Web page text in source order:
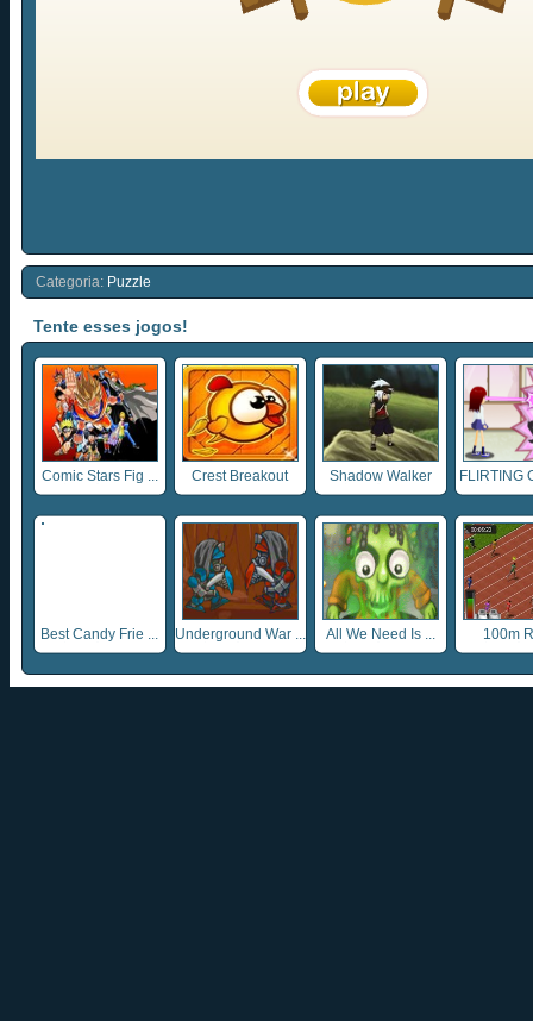
Categoria: Puzzle
Tente esses jogos!
Comic Stars Fig ... Crest Breakout Shadow Walker
FLIRTING
...
Best Candy Frie ... Underground War ... All We Need Is ... 100m